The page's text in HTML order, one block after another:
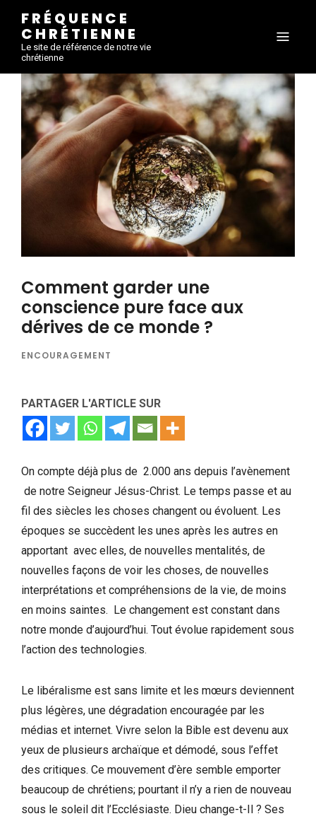
FRÉQUENCE
CHRÉTIENNE
Le site de référence de notre vie
chrétienne
Comment garder une
conscience pure face aux
dérives de ce monde ?
ENCOURAGEMENT
PARTAGER L'ARTICLE SUR
On compte déjà plus de 2.000 ans depuis l’avènement
de notre Seigneur Jésus-Christ. Le temps passe et au
fil des siècles les choses changent ou évoluent. Les
époques se succèdent les unes après les autres en
apportant avec elles, de nouvelles mentalités, de
nouvelles façons de voir les choses, de nouvelles
interprétations et compréhensions de la vie, de moins
en moins saintes. Le changement est constant dans
notre monde d’aujourd’hui. Tout évolue rapidement sous
l’action des technologies.
Le libéralisme est sans limite et les mœurs deviennent
plus légères, une dégradation encouragée par les
médias et internet. Vivre selon la Bible est devenu aux
yeux de plusieurs archaïque et démodé, sous l’effet
des critiques. Ce mouvement d’ère semble emporter
beaucoup de chrétiens; pourtant il n’y a rien de nouveau
sous le soleil dit l’Ecclésiaste. Dieu change-t-Il ? Ses